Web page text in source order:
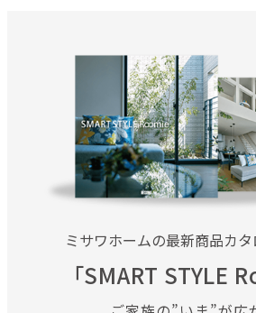
ミサワホームの最新商品カ
「SMART STYLE